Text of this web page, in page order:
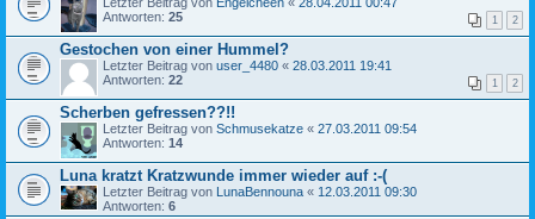
Antworten: 25 1 2
Gestochen von einer Hummel?
Letzter Beitrag von user_4480 « 28.03.2011 19:41
Antworten: 22 1 2
Scherben gefressen??!!
Letzter Beitrag von Schmusekatze « 27.03.2011 09:54
Antworten: 14
Luna kratzt Kratzwunde immer wieder auf :-(
Letzter Beitrag von LunaBennouna « 12.03.2011 09:30
Antworten: 6